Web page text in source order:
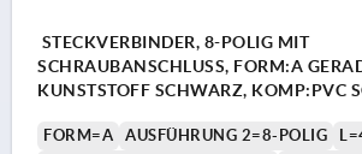
STECKVERBINDER, 8-POLIG MIT
SCHRAUBANSCHLUSS, FORM:A
KUNSTSTOFF SCHWARZ, KOMP:PVC
FORM=A AUSFÜHRUNG 2=8-POLIG